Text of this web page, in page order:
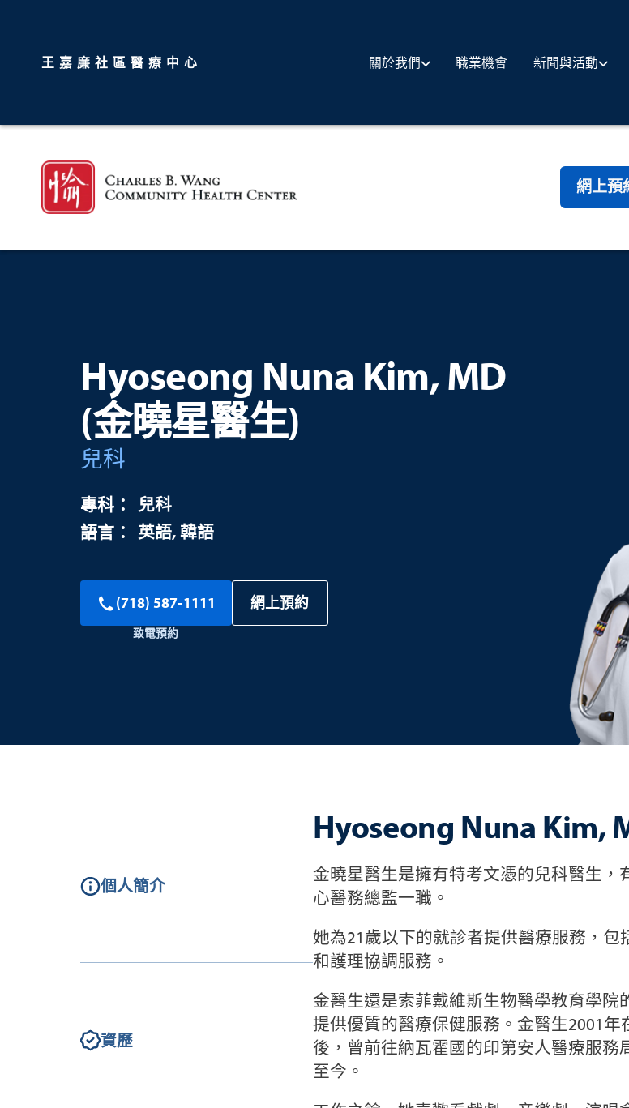
王嘉廉社區醫療中心 關於我們 職業機會 新聞與活動
網上預
Hyoseong Nuna Kim, MD
(金曉星醫生)
兒科
兒科
英語 韓語
(718) 587-1111
致電預約
網上預約
個人簡介
資歷
Hyoseong Nuna Kim,
金曉星醫生是擁有特考文憑的兒科醫生
心醫務總監一職。
她為21歲以下的就診者提供醫療服務，
和護理協調服務。
金醫生還是索菲戴維斯生物醫學教育學
提供優質的醫療保健服務。金醫生2001
後，曾前往納瓦霍國的印第安人醫療服
至今。